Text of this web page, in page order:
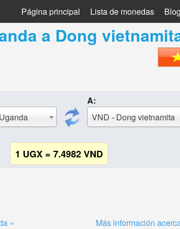
Página principal Lista de monedas Blog
a Dong
A:
VND - Dong vietnamita
1 UGX = 7.4982 VND
»
Más información